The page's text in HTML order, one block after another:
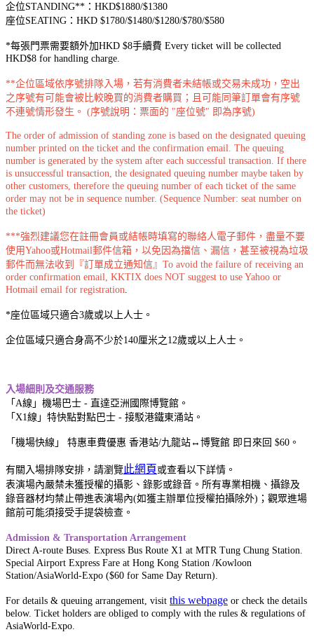
企位STANDING**：HKD$1880/$1380
座位SEATING：HKD $1780/$1480/$1280/$780/$580
*每張門票需要額外加HKD $8手續費 Every ticket will be collected
HKD$8 for handling charge.
**企位區域依序號排隊入場，若有消費者未結帳或交易未成功，空出
之序號有可能會被比較晚買的消費者購買；且可能同筆訂單會有序號
不連號情形發生。 (序號說明：票面的 "座位號" 即為序號)
The order of admission of standing zone is based on the designated queuing
number printed on the ticket and the confirmation email. The queuing
number is generated by the system after each successful transaction. If there
is unsuccessful transaction, the designated queuing number maybe taken by
other customers, therefore the queuing number of each ticket of the same
order may not be in sequence number. (Sequence Number: seat number on
the ticket)
***強烈建議您在註冊會員或結帳時填寫的聯絡人電子郵件，盡量不要
使用Yahoo或Hotmail郵件信箱，以免因為擋信、漏信，甚至被視為垃圾
郵件而無法收到『訂單成立通知信』To avoid the failure of receiving an
order confirmation email, KKTIX does NOT suggest to use Yahoo or
Hotmail email for registration
*座位區域只適合3歲或以上人士。
企位區域只適合身高不少於140厘米之12歲或以上人士。
入場細則及交通服務
「A線」機場巴士 - 直達亞洲國際博覽館。
「X1線」特快點對點巴士 - 接駁港鐵東涌站。
「機場快線」 特惠車費優惠 香港站/九龍站↔博覽館 即日來回 $60。
有關入場排隊安排，請瀏覽 此網頁 或查看以下詳情。
表演場內嚴禁未獲授權的攝影、錄影或錄音。所有專業相機、攝錄及
錄音器材均禁止帶進表演場內(如獲主辦單位授權拍攝除外)；觀眾進場
館前可能須接受手提袋檢查。
Admission & Transportation Arrangement
Direct A-route Buses. Express Bus Route X1 at MTR Tung Chung Station.
Special Airport Express Fare at Hong Kong Station /Kowloon
Station/AsiaWorld-Expo ($60 for Same Day Return).
For details & queuing arrangement, visit this webpage or check the details
below. Ticket holders are obliged to comply with the rules & regulations of
AsiaWorld-Expo.